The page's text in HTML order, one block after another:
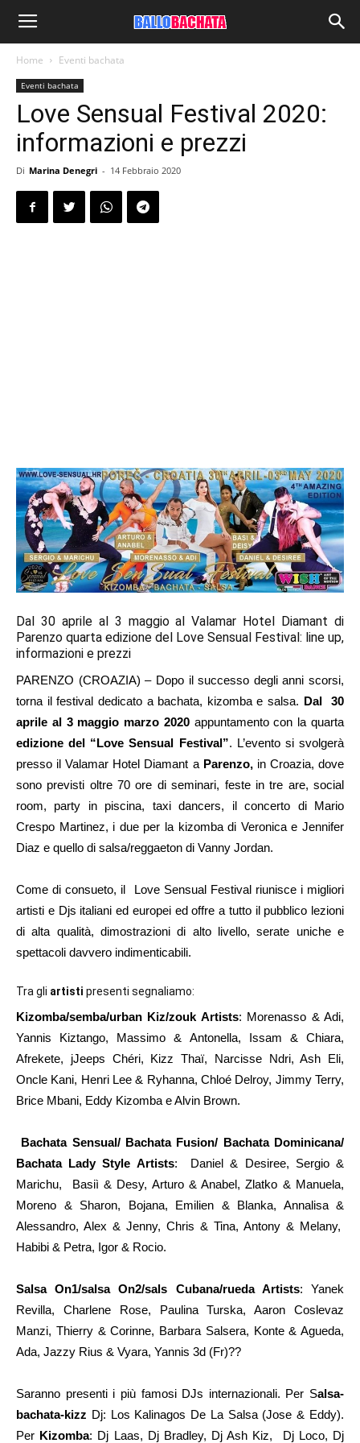
Home Eventi bachata
Eventi bachata
Love Sensual Festival 2020:
informazioni e prezzi
Di Marina Denegri - 14 Febbraio 2020
Dal 30 aprile al 3 maggio al Valamar Hotel Diamant di
Parenzo quarta edizione del Love Sensual Festival: line up,
informazioni e prezzi
PARENZO (CROAZIA) – Dopo il successo degli anni scorsi,
torna il festival dedicato a bachata, kizomba e salsa. Dal 30
aprile al 3 maggio marzo 2020 appuntamento con la quarta
edizione del “Love Sensual Festival”. L’evento si svolgerà
presso il Valamar Hotel Diamant a Parenzo,in Croazia, dove
sono previsti oltre 70 ore di seminari, feste in tre are, social
room, party in piscina, taxi dancers, il concerto di Mario
Crespo Martinez, i due per la kizomba di Veronica e Jennifer
Diaz e quello di salsa/reggaeton di Vanny Jordan.
Come di consueto, il Love Sensual Festival riunisce i migliori
artisti e Djs italiani ed europei ed offre a tutto il pubblico lezioni
di alta qualità, dimostrazioni di alto livello, serate uniche e
spettacoli davvero indimenticabili.
Tra gli artisti presenti segnaliamo:
Kizomba/semba/urban Kiz/zouk Artists: Morenasso & Adi,
Yannis Kiztango, Massimo & Antonella, Issam & Chiara,
Afrekete, jJeeps Chéri, Kizz Thaï, Narcisse Ndri, Ash Eli,
Oncle Kani, Henri Lee & Ryhanna, Chloé Delroy, Jimmy Terry,
Brice Mbani, Eddy Kizomba e Alvin Brown.
Bachata Sensual/ Bachata Fusion/ Bachata Dominicana/
Bachata Lady Style Artists: Daniel & Desiree, Sergio &
Marichu, Basiì & Desy, Arturo & Anabel, Zlatko & Manuela,
Moreno & Sharon, Bojana, Emilien & Blanka, Annalisa &
Alessandro, Alex & Jenny, Chris & Tina, Antony & Melany,
Habibi & Petra, Igor & Rocio.
Salsa On1/salsa On2/sals Cubana/rueda Artists: Yanek
Revilla, Charlene Rose, Paulina Turska, Aaron Coslevaz
Manzi, Thierry & Corinne, Barbara Salsera, Konte & Agueda,
Ada, Jazzy Rius & Vyara, Yannis 3d (Fr)??
Saranno presenti i più famosi DJs internazionali. Per Salsa-
bachata-kizz Dj: Los Kalinagos De La Salsa (Jose & Eddy).
Per Kizomba: Dj Laas, Dj Bradley, Dj Ash Kiz, Dj Loco, Dj